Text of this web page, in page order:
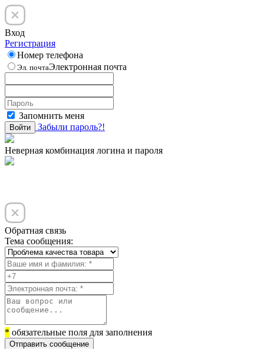
Вход
Регистрация
Номер телефона
Эл. почтаЭлектронная почта
Запомнить меня
Войти Забыли пароль?!
Неверная комбинация логина и пароля
Обратная связь
Тема сообщения:
* обязательные поля для заполнения
Отправить сообщение